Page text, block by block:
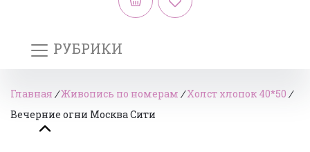
РУБРИКИ
Главная /Живопись по номерам /Холст хлопок 40*50 /
Вечерние огни Москва Сити